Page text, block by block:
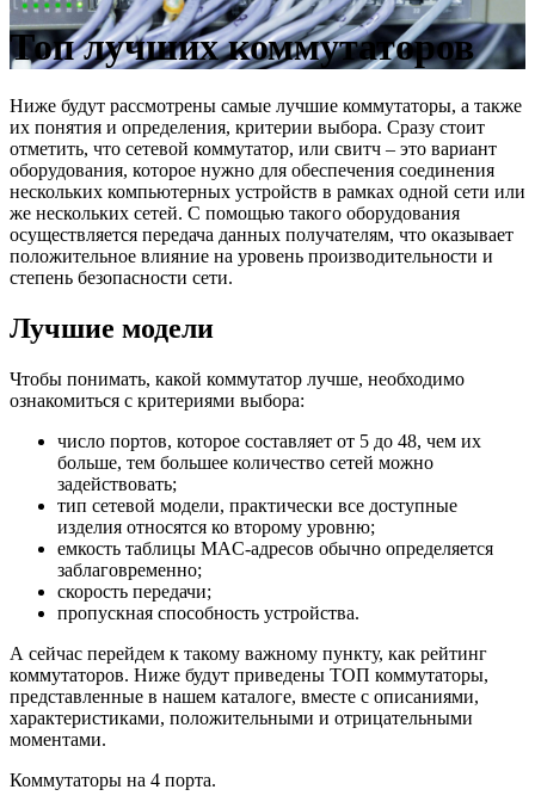
Топ лучших коммутаторов
Ниже будут рассмотрены самые лучшие коммутаторы, а также
их понятия и определения, критерии выбора. Сразу стоит
отметить, что сетевой коммутатор, или свитч – это вариант
оборудования, которое нужно для обеспечения соединения
нескольких компьютерных устройств в рамках одной сети или
же нескольких сетей. С помощью такого оборудования
осуществляется передача данных получателям, что оказывает
положительное влияние на уровень производительности и
степень безопасности сети.
Лучшие модели
Чтобы понимать, какой коммутатор лучше, необходимо
ознакомиться с критериями выбора:
число портов, которое составляет от 5 до 48, чем их
больше, тем большее количество сетей можно
задействовать;
тип сетевой модели, практически все доступные
изделия относятся ко второму уровню;
емкость таблицы MAC-адресов обычно определяется
заблаговременно;
скорость передачи;
пропускная способность устройства.
А сейчас перейдем к такому важному пункту, как рейтинг
коммутаторов. Ниже будут приведены ТОП коммутаторы,
представленные в нашем каталоге, вместе с описаниями,
характеристиками, положительными и отрицательными
моментами.
Коммутаторы на 4 порта.